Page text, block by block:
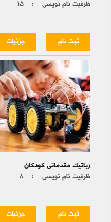
ظرفیت نام نویسی : ۱۵
ثبت نام جزئیات
رباتیک مقدماتی کودکان
ظرفیت نام نویسی : ۸
ثبت نام جزئیات